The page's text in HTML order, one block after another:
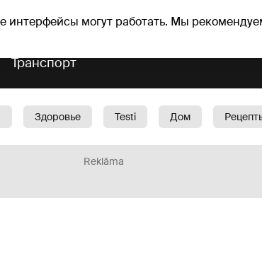
интерфейсы могут работать. Мы
погоды Гороскопы
Транспорт
Здоровье Testi Дом
Reklāma